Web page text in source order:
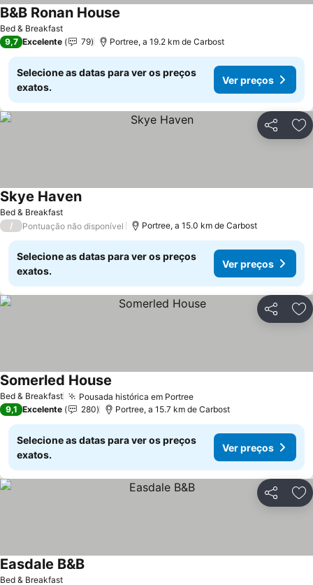
Bed & Breakfast
B&B Ronan House
9,7 Excelente 79 Portree, a 19.2 km de Carbost
Selecione as datas para ver os preços
exatos.
Ver preços
Partilhar
Bed & Breakfast
Skye HavenVer preços
/ Pontuação não disponível Portree, a 15.0 km de Carbost
Selecione as datas para ver os preços
exatos.
Ver preços
Partilhar
Bed & Breakfast Pousada histórica em PortreeVer preços
Somerled House
9,1 Excelente 280 Portree, a 15.7 km de Carbost
Selecione as datas para ver os preços
exatos.
Ver preços
Partilhar
Bed & Breakfast
Easdale B&BVer preços